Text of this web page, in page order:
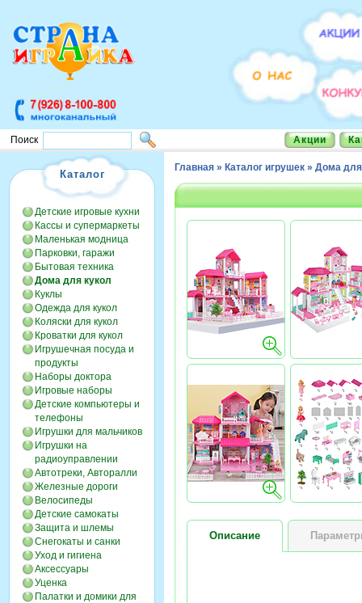
Поиск Акции
Каталог
Детские игровые кухни
Кассы и супермаркеты
Маленькая модница
Парковки, гаражи
Бытовая техника
Дома для кукол
Куклы
Одежда для кукол
Коляски для кукол
Кроватки для кукол
Игрушечная посуда и
продукты
Наборы доктора
Игровые наборы
Детские компьютеры и
телефоны
Игрушки для мальчиков
Игрушки на
радиоуправлении
Автотреки, Авторалли
Железные дороги
Велосипеды
Детские самокаты
Защита и шлемы
Снегокаты и санки
Уход и гигиена
Аксессуары
Уценка
Палатки и домики для
Главная » Каталог игрушек » Дома для
Описание